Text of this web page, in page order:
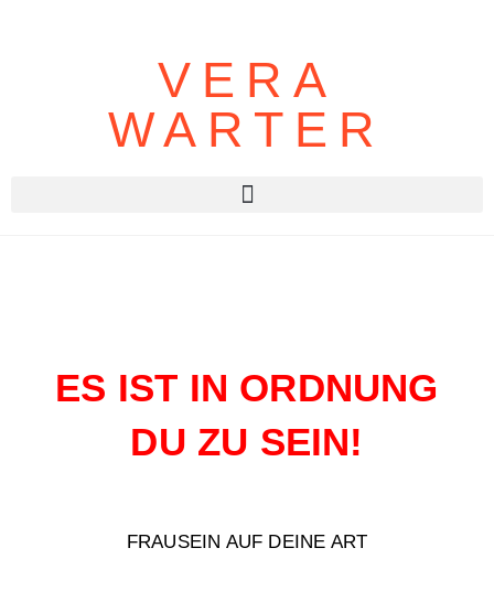
VERA
WARTER
ES IST IN ORDNUNG
DU ZU SEIN!
FRAUSEIN AUF DEINE ART